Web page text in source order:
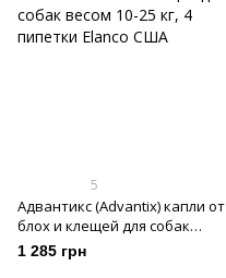
5
Адвантикс (Advantix) капли от
блох и клещей для собак
весом 10-25 кг, 4 пипетки
1 285 грн